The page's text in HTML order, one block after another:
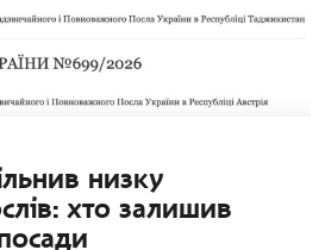
низку
хто залишив